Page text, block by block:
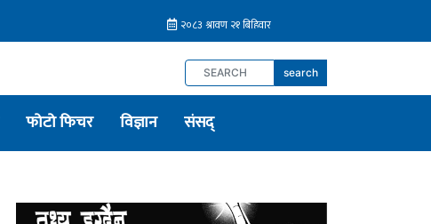
search
फोटो फिचर विज्ञान संसद्